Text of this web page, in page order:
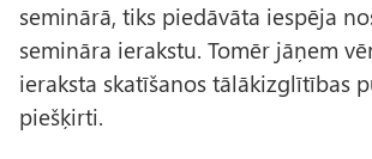
seminārā, tiks piedāvāta iespēja
semināra ierakstu. Tomēr jāņem
ieraksta skatīšanos tālākizglītības
piešķirti.